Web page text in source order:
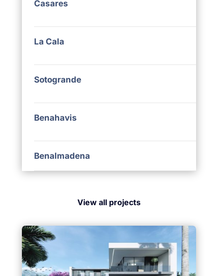
Casares
La Cala
Sotogrande
Benahavis
Benalmadena
View all projects